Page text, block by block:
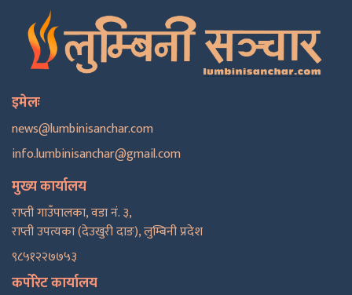
इमेलः
news@lumbinisanchar.com
info.lumbinisanchar@gmail.com
मुख्य कार्यालय
राप्ती गाउँपालका, वडा नं. ३,
राप्ती उपत्यका (देउखुरी दाङ), लुम्बिनी प्रदेश
९८५१२२७७५३
कर्पोरेट कार्यालय